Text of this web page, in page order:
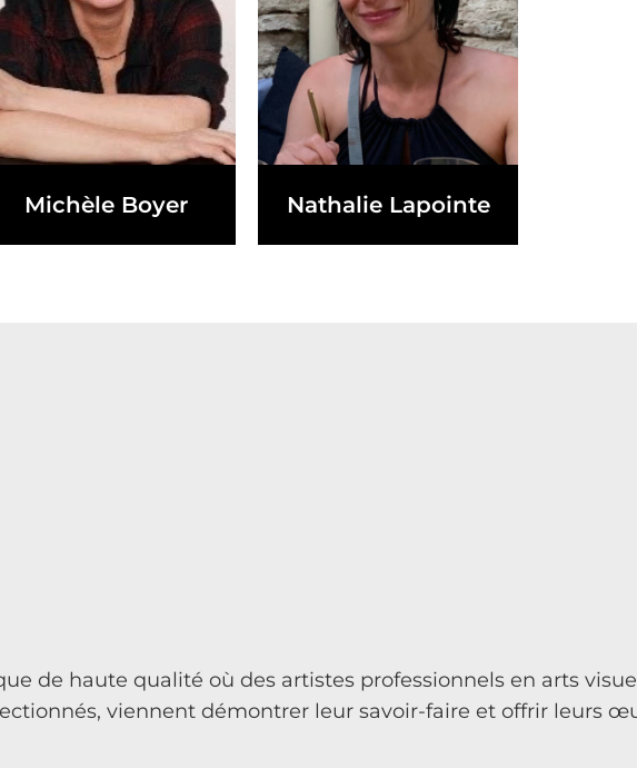
Michèle Boyer Nathalie Lapointe
de haute qualité où des artistes professionnels en arts
viennent démontrer leur savoir-faire et offrir leurs